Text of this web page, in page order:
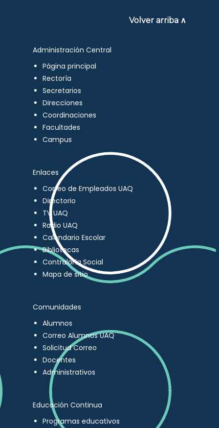
Volver arriba ∧
Administración Central
Página principal
Rectoría
Secretarios
Direcciones
Coordinaciones
Facultades
Campus
Enlaces
Correo de Empleados UAQ
Directorio
TV UAQ
Radio UAQ
Calendario Escolar
Bibliotecas
Contraloría Social
Mapa de sitio
Comunidades
Alumnos
Correo Alumnos UAQ
Solicitud Correo
Docentes
Administrativos
Educación Continua
Programas educativos